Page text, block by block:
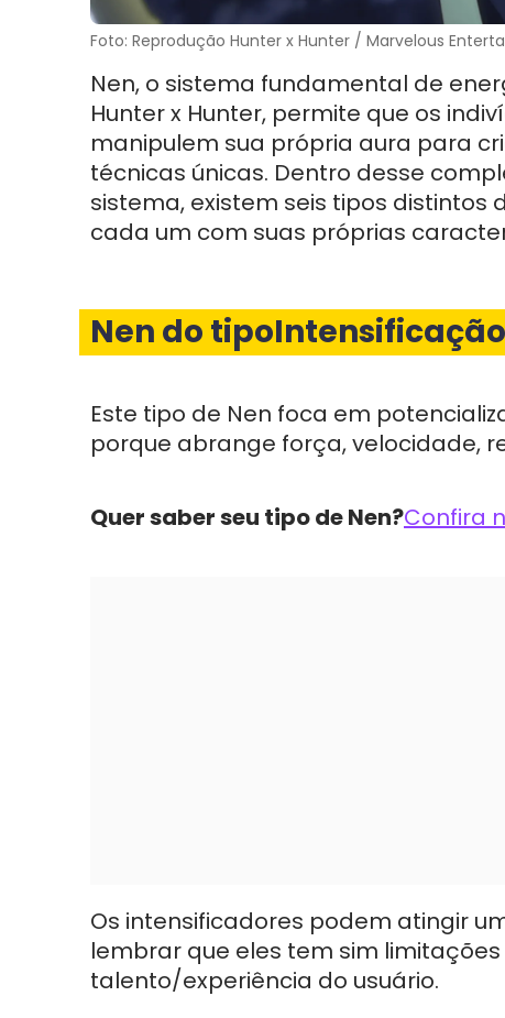
Foto: Reprodução Hunter x Hunter / Marvelous
Nen, o sistema fundamental de
Hunter x Hunter, permite que os
manipulem sua própria aura para
técnicas únicas. Dentro desse
sistema, existem seis tipos distintos
cada um com suas próprias
Nen do tipoIntensificação
Este tipo de Nen foca em
porque abrange força, velocidade,
Quer saber seu tipo de Nen?Confira
Os intensificadores podem atingir
lembrar que eles tem sim
talento/experiência do usuário.